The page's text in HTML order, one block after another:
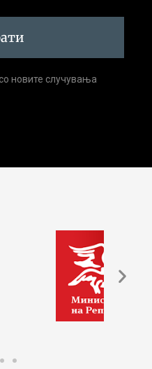
новите случувања